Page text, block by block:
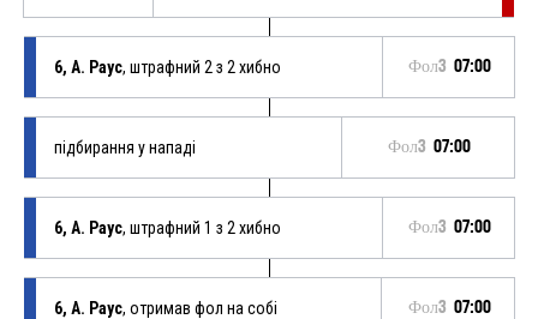
6, А. Раус, штрафний 2 з 2 хибно Фол3 07:00
підбирання у нападі Фол3 07:00
6, А. Раус, штрафний 1 з 2 хибно Фол3 07:00
6, А. Раус, отримав фол на собі Фол3 07:00